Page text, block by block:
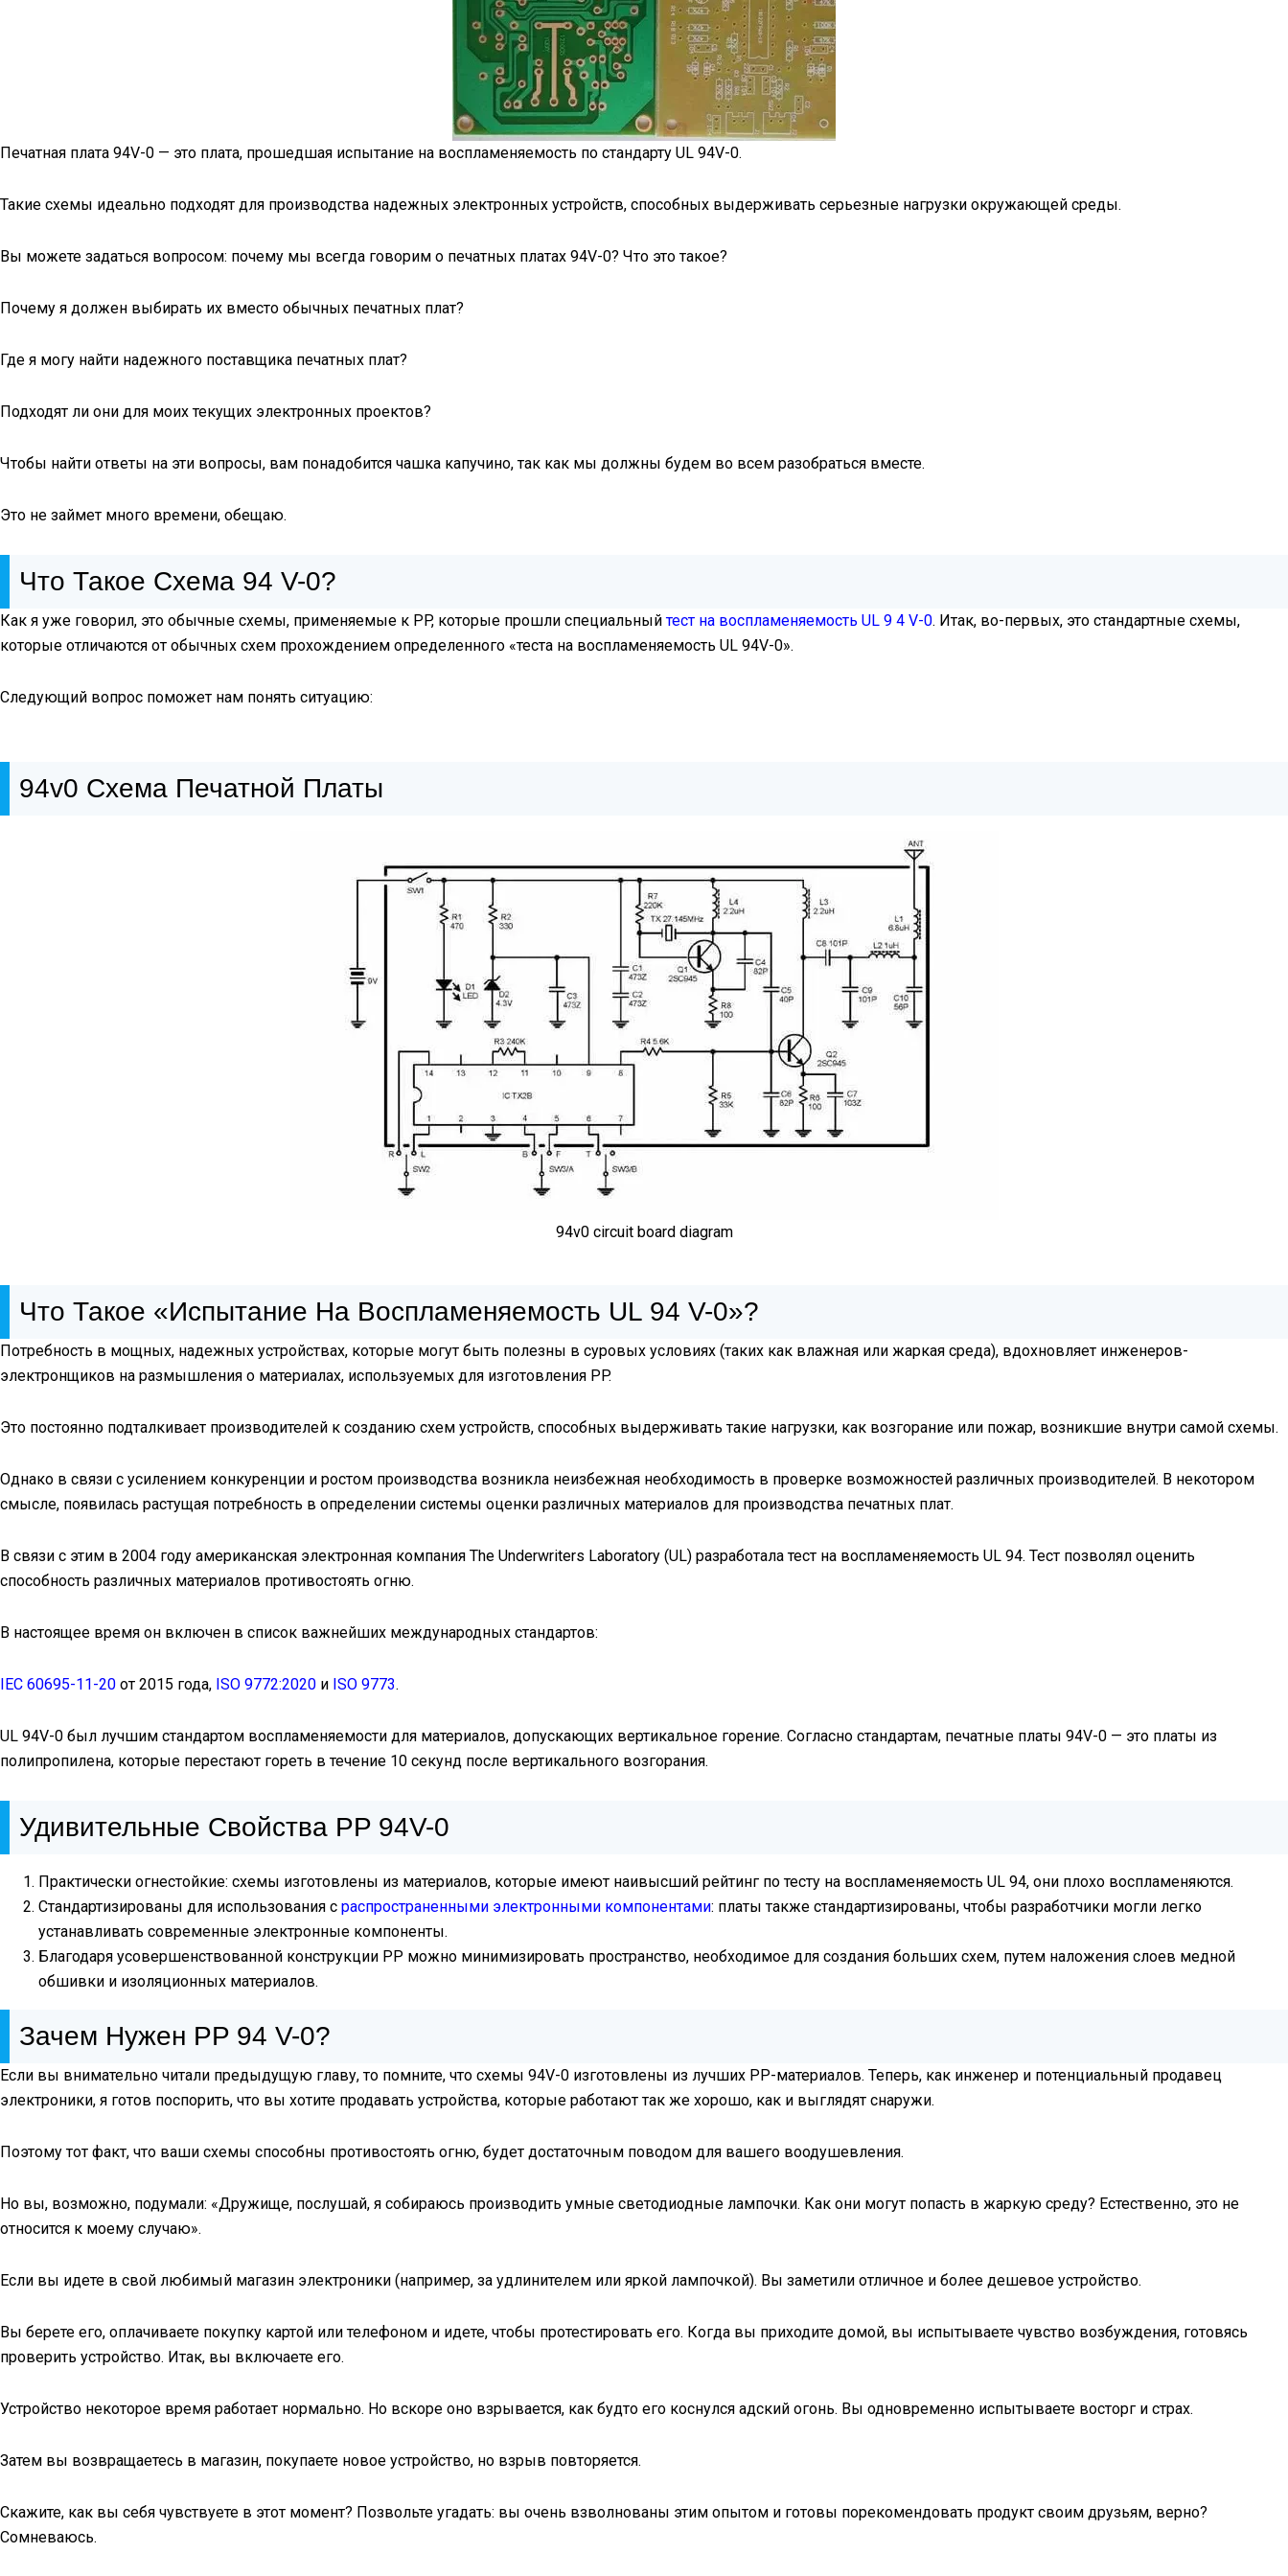
Печатная плата 94V-0 — это плата, прошедшая испытание на воспламеняемость по стандарту UL 94V-0.
Такие схемы идеально подходят для производства надежных электронных устройств, способных выдерживать серьезные нагрузки окружающей среды.
Вы можете задаться вопросом: почему мы всегда говорим о печатных платах 94V-0? Что это такое?
Почему я должен выбирать их вместо обычных печатных плат?
Где я могу найти надежного поставщика печатных плат?
Подходят ли они для моих текущих электронных проектов?
Чтобы найти ответы на эти вопросы, вам понадобится чашка капучино, так как мы должны будем во всем разобраться вместе.
Это не займет много времени, обещаю.
Что Такое Схема 94 V-0?
Как я уже говорил, это обычные схемы, применяемые к PP, которые прошли специальныйтест на воспламеняемость UL 9 4 V-0. Итак, во-первых, это стандартные схемы,
которые отличаются от обычных схем прохождением определенного «теста на воспламеняемость UL 94V-0».
Следующий вопрос поможет нам понять ситуацию:
94v0 Схема Печатной Платы
94v0 circuit board diagram
Что Такое «испытание На Воспламеняемость UL 94 V-0»?
Потребность в мощных, надежных устройствах, которые могут быть полезны в суровых условиях (таких как влажная или жаркая среда), вдохновляет инженеров-
электронщиков на размышления о материалах, используемых для изготовления PP.
Это постоянно подталкивает производителей к созданию схем устройств, способных выдерживать такие нагрузки, как возгорание или пожар, возникшие внутри самой схемы.
Однако в связи с усилением конкуренции и ростом производства возникла неизбежная необходимость в проверке возможностей различных производителей. В некотором
смысле, появилась растущая потребность в определении системы оценки различных материалов для производства печатных плат.
В связи с этим в 2004 году американская электронная компания The Underwriters Laboratory (UL) разработала тест на воспламеняемость UL 94. Тест позволял оценить
способность различных материалов противостоять огню.
В настоящее время он включен в список важнейших международных стандартов:
IEC 60695-11-20 от 2015 года, ISO 9772:2020 и ISO 9773.
UL 94V-0 был лучшим стандартом воспламеняемости для материалов, допускающих вертикальное горение. Согласно стандартам, печатные платы 94V-0 — это платы из
полипропилена, которые перестают гореть в течение 10 секунд после вертикального возгорания.
Удивительные Свойства PP 94V-0
Практически огнестойкие: схемы изготовлены из материалов, которые имеют наивысший рейтинг по тесту на воспламеняемость UL 94, они плохо воспламеняются.
Стандартизированы для использования с распространенными электронными компонентами: платы также стандартизированы, чтобы разработчики могли легко
устанавливать современные электронные компоненты.
Благодаря усовершенствованной конструкции PP можно минимизировать пространство, необходимое для создания больших схем, путем наложения слоев медной
обшивки и изоляционных материалов.
Зачем Нужен PP 94 V-0?
Если вы внимательно читали предыдущую главу, то помните, что схемы 94V-0 изготовлены из лучших PP-материалов. Теперь, как инженер и потенциальный продавец
электроники, я готов поспорить, что вы хотите продавать устройства, которые работают так же хорошо, как и выглядят снаружи.
Поэтому тот факт, что ваши схемы способны противостоять огню, будет достаточным поводом для вашего воодушевления.
Но вы, возможно, подумали: «Дружище, послушай, я собираюсь производить умные светодиодные лампочки. Как они могут попасть в жаркую среду? Естественно, это не
относится к моему случаю».
Если вы идете в свой любимый магазин электроники (например, за удлинителем или яркой лампочкой). Вы заметили отличное и более дешевое устройство.
Вы берете его, оплачиваете покупку картой или телефоном и идете, чтобы протестировать его. Когда вы приходите домой, вы испытываете чувство возбуждения, готовясь
проверить устройство. Итак, вы включаете его.
Устройство некоторое время работает нормально. Но вскоре оно взрывается, как будто его коснулся адский огонь. Вы одновременно испытываете восторг и страх.
Затем вы возвращаетесь в магазин, покупаете новое устройство, но взрыв повторяется.
Скажите, как вы себя чувствуете в этот момент? Позвольте угадать: вы очень взволнованы этим опытом и готовы порекомендовать продукт своим друзьям, верно?
Сомневаюсь.